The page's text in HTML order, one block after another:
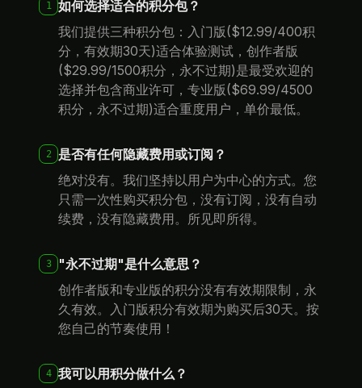
1
如何选择适合的积分包？
我们提供三种积分包：入门版($12.99/400积
分，有效期30天)适合体验测试，创作者版
($29.99/1500积分，永不过期)是最受欢迎的
选择并包含商业许可，专业版($69.99/4500
积分，永不过期)适合重度用户，单价最低。
2
是否有任何隐藏费用或订阅？
绝对没有。我们坚持以用户为中心的方式。您
只需一次性购买积分包，没有订阅，没有自动
续费，没有隐藏费用。所见即所得。
3
"永不过期"是什么意思？
创作者版和专业版的积分没有有效期限制，永
久有效。入门版积分有效期为购买后30天。按
您自己的节奏使用！
4
我可以用积分做什么？